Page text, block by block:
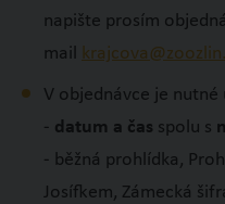
napište prosím
mail
V objednávce je nutné
- datum a čas spolu s
- běžná prohlídka,
Josífkem, Zámecká